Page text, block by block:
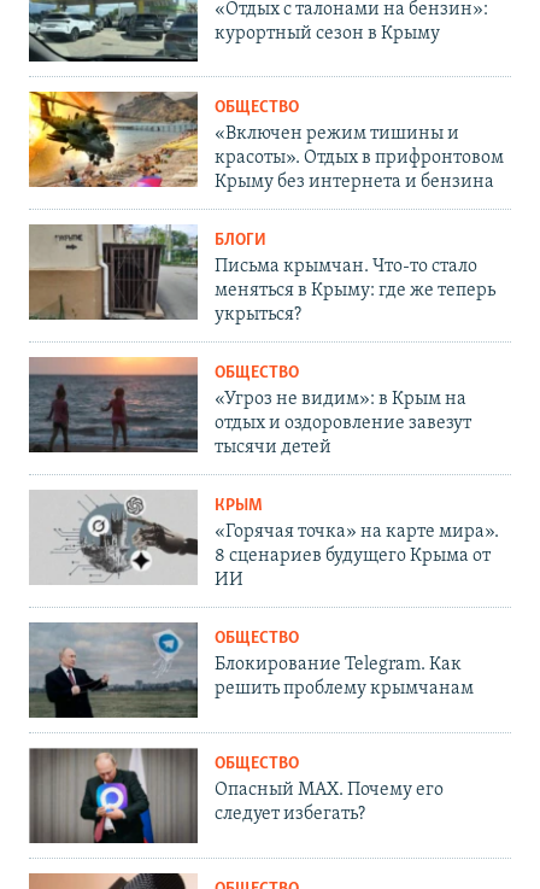
«Отдых с талонами на бензин»:
курортный сезон в Крыму
ОБЩЕСТВО
«Включен режим тишины и
красоты». Отдых в прифронтовом
Крыму без интернета и бензина
БЛОГИ
Письма крымчан. Что-то стало
меняться в Крыму: где же теперь
укрыться?
ОБЩЕСТВО
«Угроз не видим»: в Крым на
отдых и оздоровление завезут
тысячи детей
КРЫМ
«Горячая точка» на карте мира».
8 сценариев будущего Крыма от
ИИ
ОБЩЕСТВО
Блокирование Telegram. Как
решить проблему крымчанам
ОБЩЕСТВО
Опасный MAX. Почему его
следует избегать?